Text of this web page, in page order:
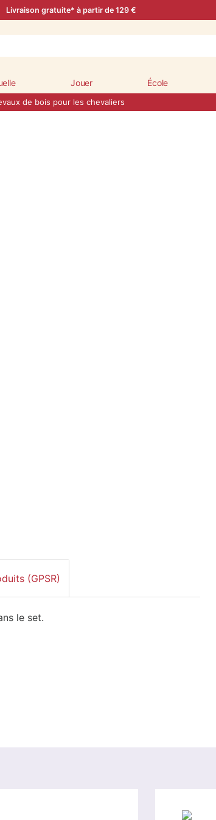
Livraison gratuite* à partir de 129 €
Jouer École
de bois pour les chevaliers
(GPSR)
le set.